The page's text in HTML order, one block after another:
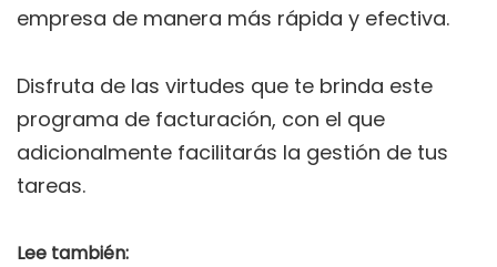
empresa de manera más rápida y efectiva.
Disfruta de las virtudes que te brinda este
programa de facturación, con el que
adicionalmente facilitarás la gestión de tus
tareas.
Lee también: